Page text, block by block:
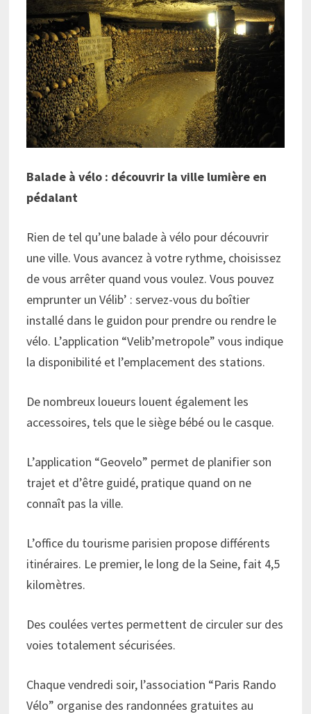
Balade à vélo : découvrir la ville lumière en
pédalant
Rien de tel qu’une balade à vélo pour découvrir
une ville. Vous avancez à votre rythme, choisissez
de vous arrêter quand vous voulez. Vous pouvez
emprunter un Vélib’ : servez-vous du boîtier
installé dans le guidon pour prendre ou rendre le
vélo. L’application “Velib’metropole” vous indique
la disponibilité et l’emplacement des stations.
De nombreux loueurs louent également les
accessoires, tels que le siège bébé ou le casque.
L’application “Geovelo” permet de planifier son
trajet et d’être guidé, pratique quand on ne
connaît pas la ville.
L’office du tourisme parisien propose différents
itinéraires. Le premier, le long de la Seine, fait 4,5
kilomètres.
Des coulées vertes permettent de circuler sur des
voies totalement sécurisées.
Chaque vendredi soir, l’association “Paris Rando
Vélo” organise des randonnées gratuites au